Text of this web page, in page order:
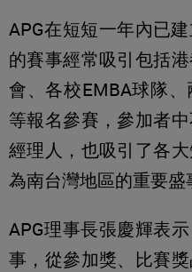
APG在短短一年內已
的賽事經常吸引包括
會、各校EMBA球隊
等報名參賽，參加者
經理人，也吸引了各
為南台灣地區的重要盛
APG理事長張慶輝表
事，從參加獎、比賽